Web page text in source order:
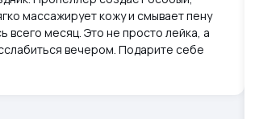
массажирует кожу и смывает пену
всего месяц. Это не просто лейка, а
вечером. Подарите себе